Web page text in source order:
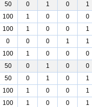
50 0 1 0
1
100 1 0 0
0
100 1 0 0
1
0 0 0 1
1
100 1 0 0
0
50 0 1 0
0
50 0 1 0
1
100 1 0 0
1
100 1 0 0
1